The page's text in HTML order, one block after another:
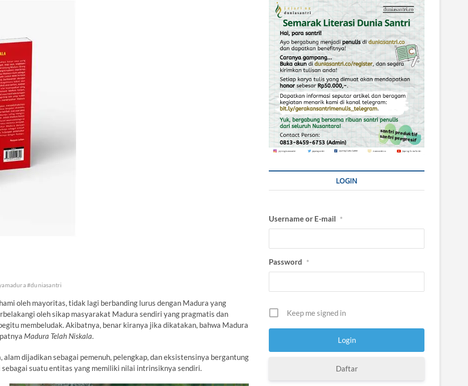
#duniasantri
oleh mayoritas, tidak lagi berbanding lurus dengan Madura yang
oleh sikap masyarakat Madura sendiri yang pragmatis dan
membeludak. Akibatnya, benar kiranya jika dikatakan, bahwa Madura
Madura Telah Niskala.
dijadikan sebagai pemenuh, pelengkap, dan eksistensinya bergantung
suatu entitas yang memiliki nilai intrinsiknya sendiri.
LOGIN
Username or E-mail *
Password *
Keep me signed in
Daftar